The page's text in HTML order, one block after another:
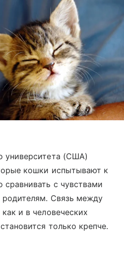
университета (США)
кошки испытывают к
сравнивать с чувствами
Связь между
и в человеческих
только крепче.